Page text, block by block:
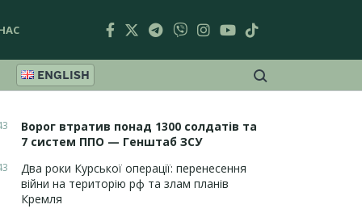
ENGLISH
Ворог втратив понад 1300 солдатів та
7 систем ППО — Генштаб ЗСУ
Два роки Курської операції: перенесення
війни на територію рф та злам планів
Кремля